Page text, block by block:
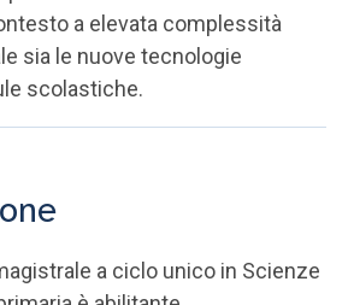
a elevata complessità
sia le nuove tecnologie
scolastiche.
a ciclo unico in Scienze